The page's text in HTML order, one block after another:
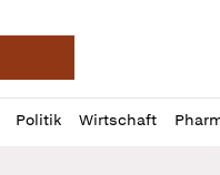
Deutsche
Politik Wirtschaft
Profil
öffnen
Daz
Pur